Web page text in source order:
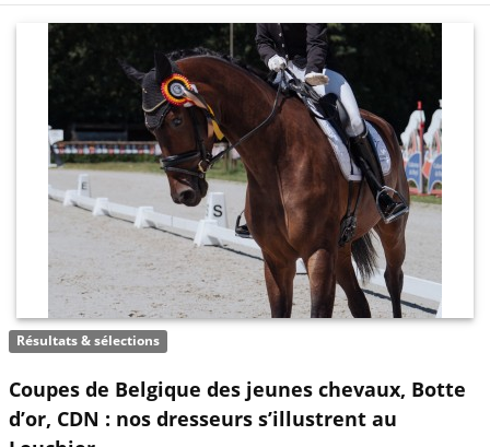
Résultats & sélections
Coupes de Belgique des jeunes chevaux, Botte
d’or, CDN : nos dresseurs s’illustrent au